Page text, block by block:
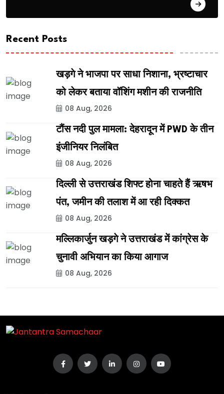
Recent Posts
खड़गे ने भाजपा पर साधा निशाना, भ्रष्टाचार
को लेकर बताया वॉशिंग मशीन की राजनीति
08 Aug, 2026
टौंस नदी पुल मामला: देहरादून में PWD के तीन
इंजीनियर निलंबित
08 Aug, 2026
दिल्ली से उत्तराखंड शिफ्ट होना चाहते हैं ऋषभ
पंत, जमीन की तलाश में आ रही दिक्कत
08 Aug, 2026
मल्लिकार्जुन खड़गे ने उत्तराखंड में कांग्रेस के
चुनावी अभियान का किया आगाज
08 Aug, 2026